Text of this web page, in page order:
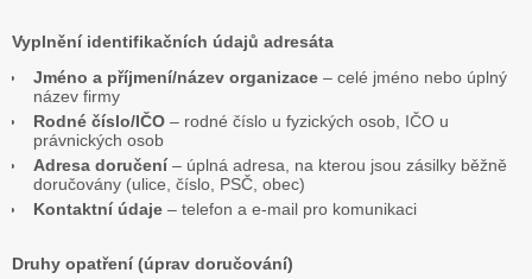
Vyplnění identifikačních údajů adresáta
Jméno a příjmení/název organizace – celé jméno nebo úplný
název firmy
Rodné číslo/IČO – rodné číslo u fyzických osob, IČO u
právnických osob
Adresa doručení– úplná adresa, na kterou jsou zásilky běžně
doručovány (ulice, číslo, PSČ, obec)
Kontaktní údaje – telefon a e-mail pro komunikaci
Druhy opatření (úprav doručování)